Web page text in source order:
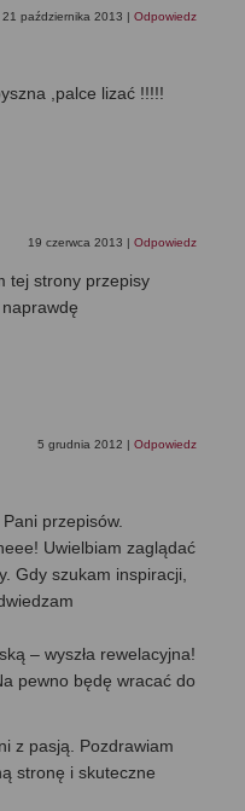
21 października 2013 | Odpowiedz
,palce lizać !!!!!
19 czerwca 2013 | Odpowiedz
tej strony przepisy
5 grudnia 2012 | Odpowiedz
przepisów.
Uwielbiam zaglądać
Gdy szukam inspiracji,
– wyszła rewelacyjna!
pewno będę wracać do
z pasją. Pozdrawiam
stronę i skuteczne